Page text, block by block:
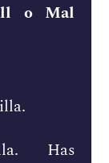
o Mal
Has